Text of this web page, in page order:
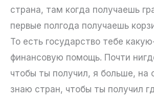
страна, там когда получаешь
первые полгода получаешь
То есть государство тебе
финансовую помощь. Почти
чтобы ты получил, я больше, на
знаю стран, чтобы ты получил